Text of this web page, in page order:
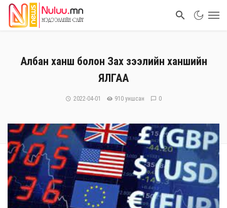
Албан ханш болон Зах зээлийн ханшийн
ЯЛГАА
2022-04-01 910 уншсан 0